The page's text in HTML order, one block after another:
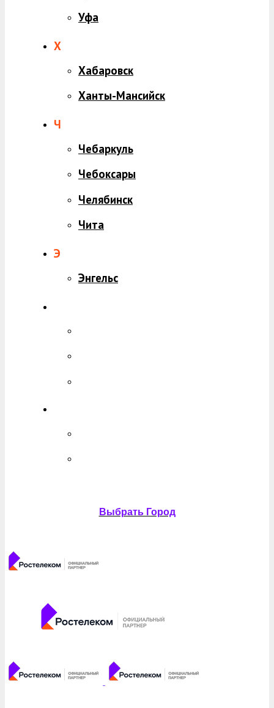
Уфа
Х
Хабаровск
Ханты-Мансийск
Ч
Чебаркуль
Чебоксары
Челябинск
Чита
Э
Энгельс
Выбрать Город